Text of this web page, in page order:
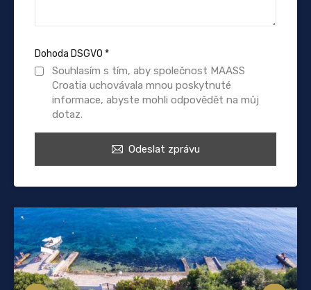
Dohoda DSGVO *
Souhlasím s tím, aby společnost MAASS
Croatia uchovávala mnou poskytnuté
informace, abyste mohli odpovědět na můj
dotaz.
Odeslat zprávu